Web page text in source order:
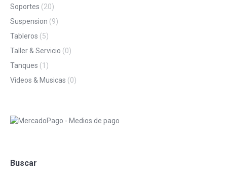
Soportes (20)
Suspension (9)
Tableros (5)
Taller & Servicio (0)
Tanques (1)
Videos & Musicas (0)
Buscar